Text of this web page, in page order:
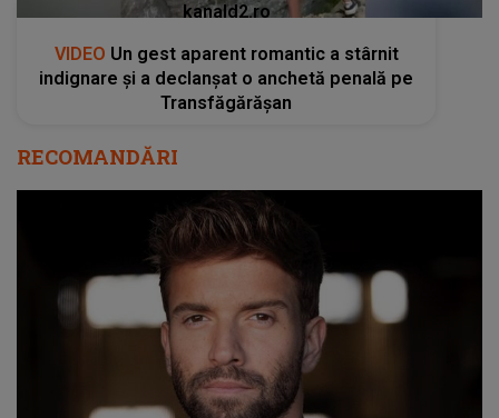
kanald2.ro
VIDEO Un gest aparent romantic a stârnit
indignare și a declanșat o anchetă penală pe
Transfăgărășan
RECOMANDĂRI